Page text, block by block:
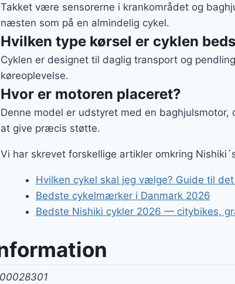
Takket være sensorerne i krankområdet og
næsten som på en almindelig cykel.
Hvilken type kørsel er cyklen
Cyklen er designet til daglig transport og
køreoplevelse.
Hvor er motoren placeret?
Denne model er udstyret med en
at give præcis støtte.
Vi har skrevet forskellige artikler omkring
Hvilken cykel skal jeg vælge? Guide til
Bedste cykelmærker i Danmark 2026
Bedste Nishiki cykler 2026 — citybikes,